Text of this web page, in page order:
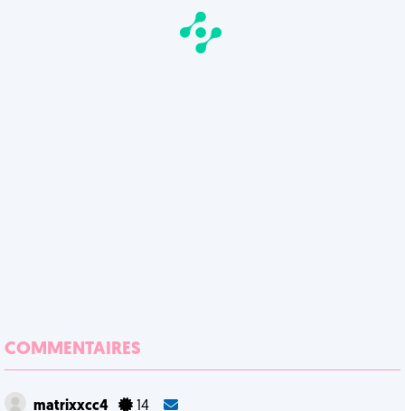
COMMENTAIRES
matrixxcc4 14